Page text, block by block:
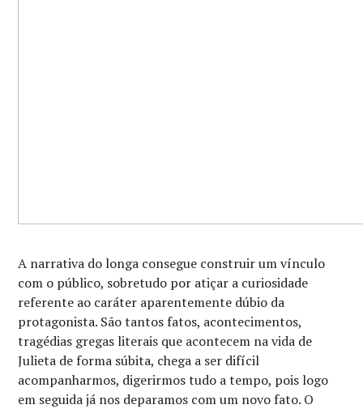
A narrativa do longa consegue construir um vínculo
com o público, sobretudo por atiçar a curiosidade
referente ao caráter aparentemente dúbio da
protagonista. São tantos fatos, acontecimentos,
tragédias gregas literais que acontecem na vida de
Julieta de forma súbita, chega a ser difícil
acompanharmos, digerirmos tudo a tempo, pois logo
em seguida já nos deparamos com um novo fato. O